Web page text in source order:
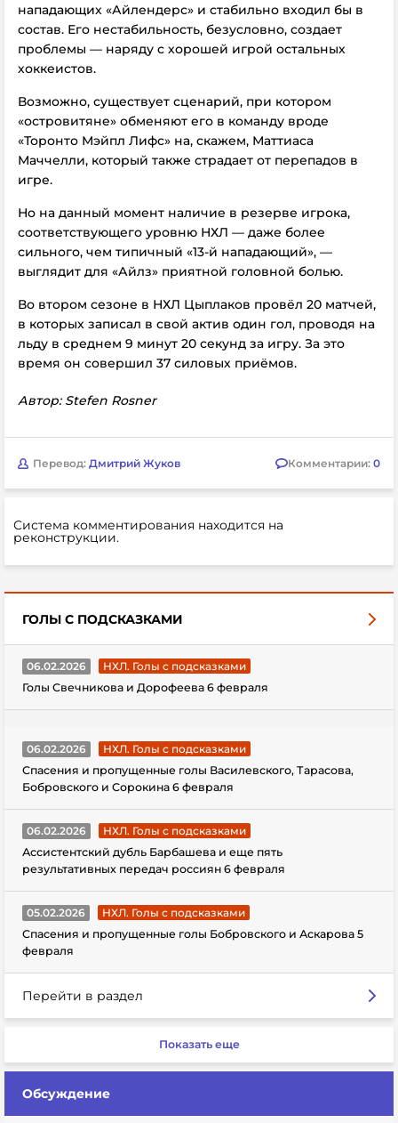
нападающих «Айлендерс» и стабильно входил бы в
состав. Его нестабильность, безусловно, создает
проблемы — наряду с хорошей игрой остальных
хоккеистов.
Возможно, существует сценарий, при котором
«островитяне» обменяют его в команду вроде
«Торонто Мэйпл Лифс» на, скажем, Маттиаса
Маччелли, который также страдает от перепадов в
игре.
Но на данный момент наличие в резерве игрока,
соответствующего уровню НХЛ — даже более
сильного, чем типичный «13-й нападающий», —
выглядит для «Айлз» приятной головной болью.
Во втором сезоне в НХЛ Цыплаков провёл 20 матчей,
в которых записал в свой актив один гол, проводя на
льду в среднем 9 минут 20 секунд за игру. За это
время он совершил 37 силовых приёмов.
Автор: Stefen Rosner
Перевод: Дмитрий Жуков Комментарии: 0
Система комментирования находится на
реконструкции.
ГОЛЫ С ПОДСКАЗКАМИ
06.02.2026
НХЛ. Голы с подсказками
Голы Свечникова и Дорофеева 6 февраля
06.02.2026
НХЛ. Голы с подсказками
Спасения и пропущенные голы Василевского, Тарасова,
Бобровского и Сорокина 6 февраля
06.02.2026
НХЛ. Голы с подсказками
Ассистентский дубль Барбашева и еще пять
результативных передач россиян 6 февраля
05.02.2026
НХЛ. Голы с подсказками
Спасения и пропущенные голы Бобровского и Аскарова 5
февраля
Перейти в раздел
Показать еще
Обсуждение